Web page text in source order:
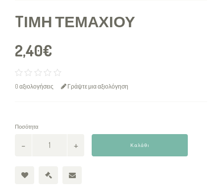
TΙΜΉ ΤΕΜΑΧΊΟΥ
2,40€
0 αξιολογήσεις Γράψτε μια αξιολόγηση
Ποσότητα
Καλάθι